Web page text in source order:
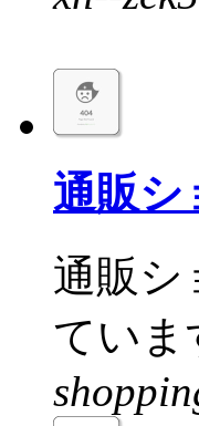
通販シ
通販シ
ていま